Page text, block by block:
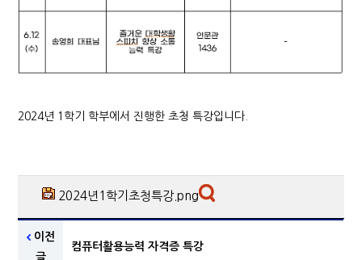
2024년 1학기 학부에서 진행한 초청 특강입니다.
2024년1학기초청특강.png
이전
글
컴퓨터활용능력 자격증 특강